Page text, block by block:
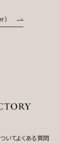
いてよくある質問